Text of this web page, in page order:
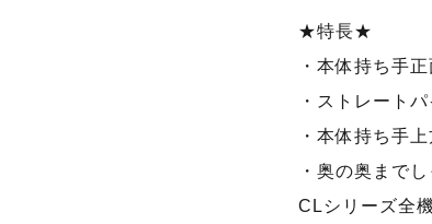
★特長★
・本体持ち手
・ストレート
・本体持ち手
・奥の奥まで
CLシリーズ全